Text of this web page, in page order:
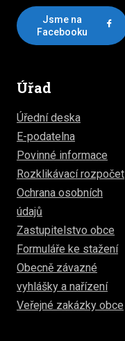
Jsme na
Facebooku
Úřad
Úřední deska
E-podatelna
Povinné informace
Rozklikávací rozpočet
Ochrana osobních
údajů
Zastupitelstvo obce
Formuláře ke stažení
Obecně závazné
vyhlášky a nařízení
Veřejné zakázky obce